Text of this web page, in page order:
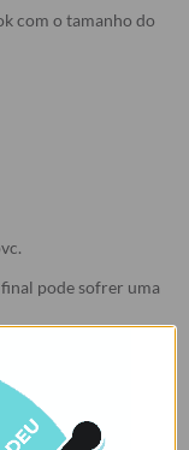
com o tamanho do
pode sofrer uma
ou
para você,